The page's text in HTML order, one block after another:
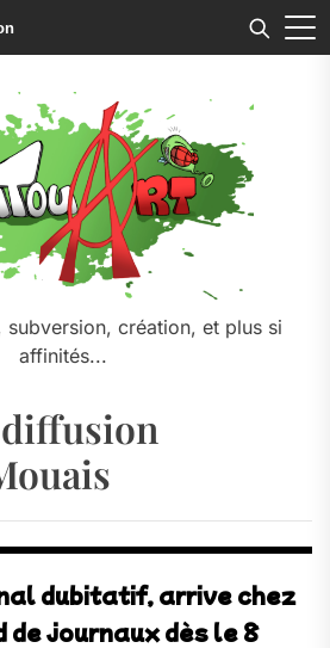
subversion, création, et plus si
affinités...
diffusion
dubitatif, arrive chez
de journaux dès le 8